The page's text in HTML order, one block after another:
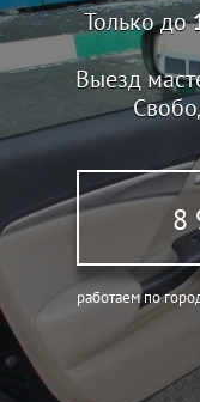
Только до
Выезд
8
работаем по